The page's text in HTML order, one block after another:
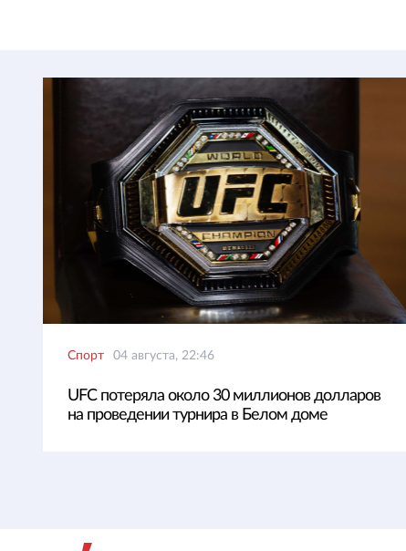
Спорт 04 августа, 22:46
UFC потеряла около 30 миллионов долларов
на проведении турнира в Белом доме